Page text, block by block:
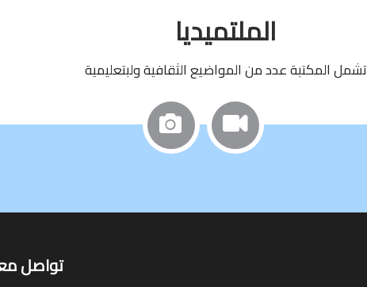
الملتميديا
تشمل المكتبة عدد من المواضيع الثقافية ولبتعليمية
تواصل